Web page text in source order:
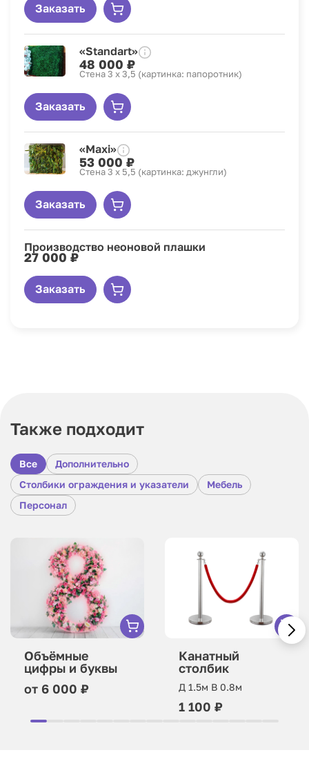
Заказать
«Standart»
48 000 ₽
Стена 3 x 3,5 (картинка: папоротник)
Заказать
«Maxi»
53 000 ₽
Стена 3 x 5,5 (картинка: джунгли)
Заказать
Производство неоновой плашки
27 000 ₽
Заказать
Также подходит
Все
Дополнительно
Столбики ограждения и указатели
Мебель
Персонал
Объёмные
цифры и буквы
от 6 000 ₽
Канатный
столбик
Д 1.5м В 0.8м
1 100 ₽